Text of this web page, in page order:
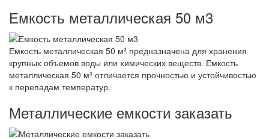
Емкость металлическая 50 м3
Емкость металлическая 50 м³ предназначена для хранения
крупных объемов воды или химических веществ. Емкость
металлическая 50 м³ отличается прочностью и устойчивостью
к перепадам температур.
Металлические емкости заказать